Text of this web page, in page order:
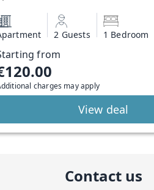
2 Guests 1 Bedroom
from
charges may apply
View deal
Contact us